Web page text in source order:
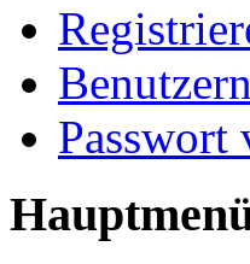
Passwort